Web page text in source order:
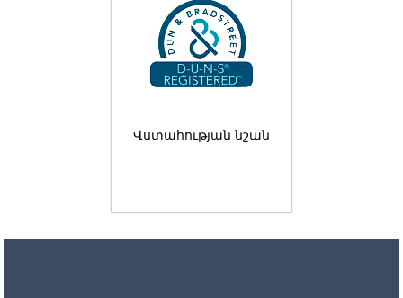
Վստահության նշան